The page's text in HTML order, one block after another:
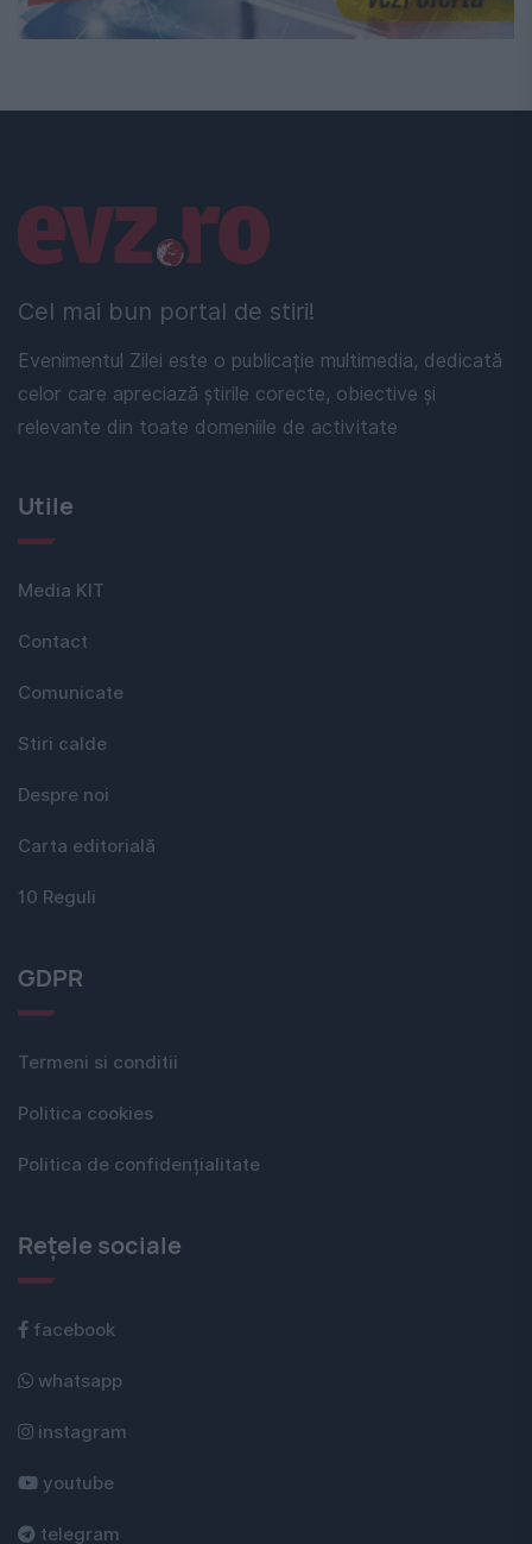
Cel mai bun portal de stiri!
Evenimentul Zilei este o publicație multimedia, dedicată
celor care apreciază știrile corecte, obiective și
relevante din toate domeniile de activitate
Linkuri utile
Utile
Media KIT
Contact
Comunicate
Stiri calde
Despre noi
Carta editorială
10 Reguli
GDPR
Termeni si conditii
Politica cookies
Politica de confidențialitate
Rețele sociale
facebook
whatsapp
instagram
youtube
telegram